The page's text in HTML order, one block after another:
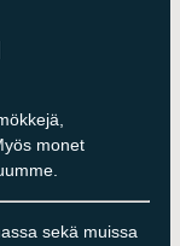
monet
sekä muissa